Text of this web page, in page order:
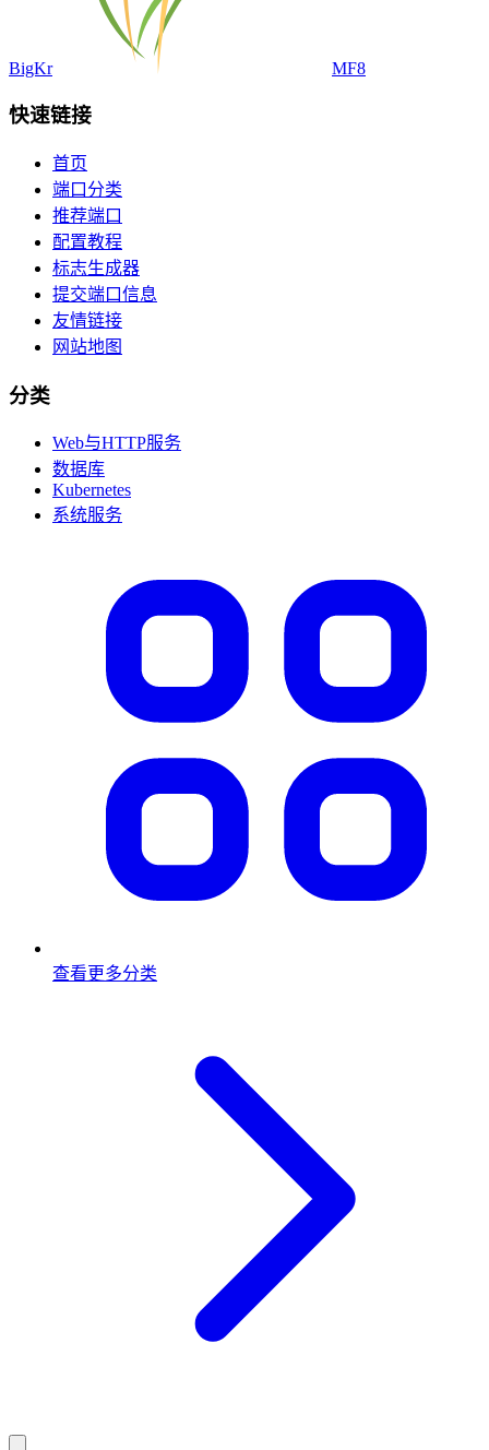
BigKr MF8
快速链接
首页
端口分类
推荐端口
配置教程
标志生成器
提交端口信息
友情链接
网站地图
分类
Web与HTTP服务
数据库
Kubernetes
系统服务
查看更多分类